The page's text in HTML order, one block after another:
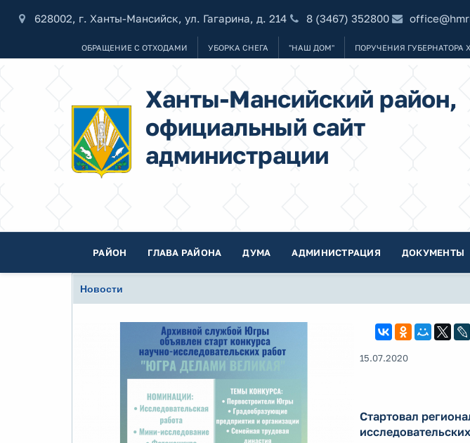
628002, г. Ханты-Мансийск, ул. Гагарина, д. 214 8 (3467) 352800
ОБРАЩЕНИЕ С ОТХОДАМИ УБОРКА СНЕГА "НАШ ДОМ" ПОРУЧЕНИЯ ГУБЕРНАТОРА
Ханты-Мансийский район,
официальный сайт
администрации
РАЙОН ГЛАВА РАЙОНА ДУМА АДМИНИСТРАЦИЯ ДОКУМЕНТЫ
Новости
15.07.2020
Стартовал